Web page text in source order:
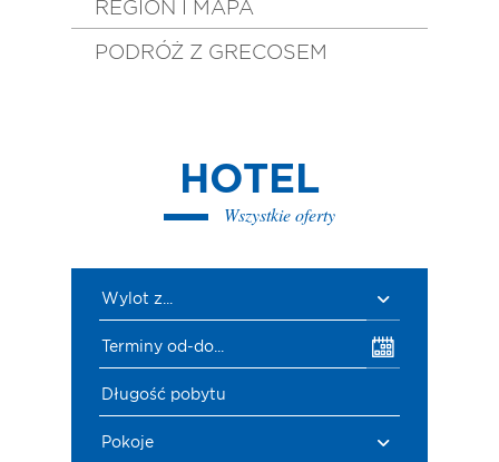
REGION I MAPA
PODRÓŻ Z GRECOSEM
HOTEL
Wszystkie oferty
Wylot z...
Terminy od-do...
Długość pobytu
Pokoje